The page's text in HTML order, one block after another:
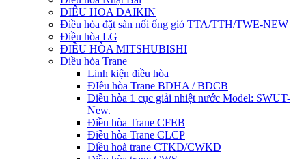
ĐIÊU HOA DAIKIN
Điều hòa đặt sàn nối ống gió TTA/TTH/TWE-NEW
Điều hòa LG
ĐIỀU HÒA MITSHUBISHI
Điều hòa Trane
Linh kiện điều hòa
ĐIều hòa Trane BDHA / BDCB
Điều hòa 1 cục giải nhiệt nước Model: SWUT-
New.
Điều hòa Trane CFEB
Điều hòa Trane CLCP
Điều hoà trane CTKD/CWKD